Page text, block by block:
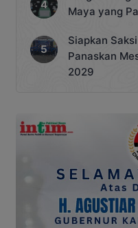
Maya yang
Siapkan
Panaskan
2029